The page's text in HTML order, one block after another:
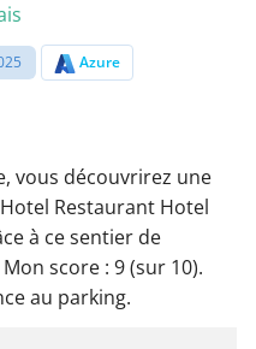
Azure
vous découvrirez une
Restaurant Hotel
à ce sentier de
score : 9 (sur 10).
au parking.